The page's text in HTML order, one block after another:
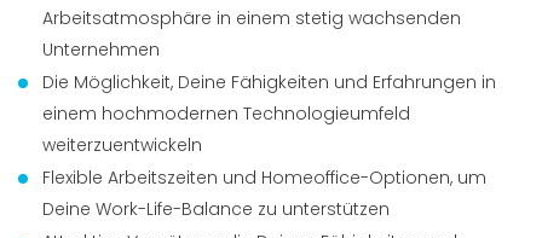
Arbeitsatmosphäre in einem stetig wachsenden
Unternehmen
Die Möglichkeit, Deine Fähigkeiten und Erfahrungen in
einem hochmodernen Technologieumfeld
weiterzuentwickeln
Flexible Arbeitszeiten und Homeoffice-Optionen, um
Deine Work-Life-Balance zu unterstützen